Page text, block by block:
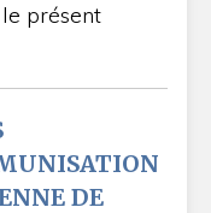
présent
DE